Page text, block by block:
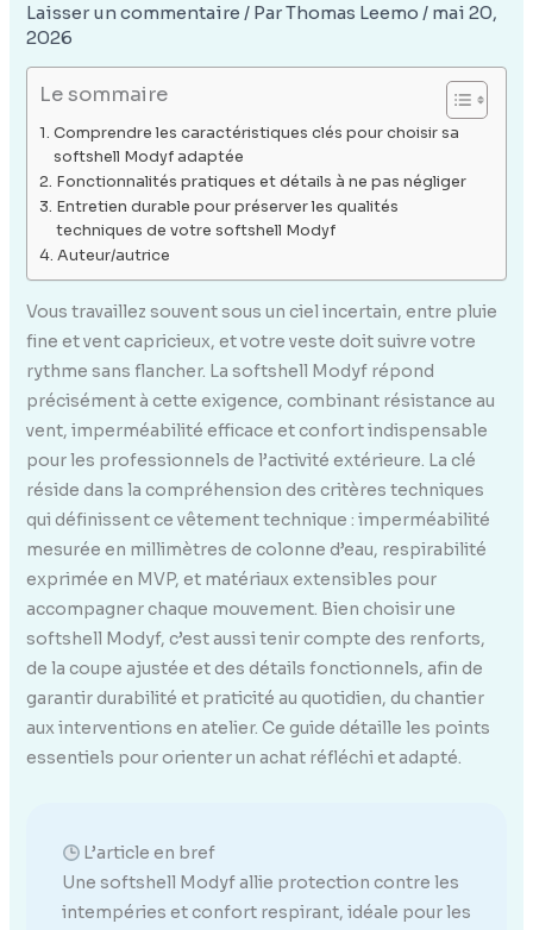
Laisser un commentaire / ParThomas Leemo / mai 20,
2026
Le sommaire
Comprendre les caractéristiques clés pour choisir sa
softshell Modyf adaptée
Fonctionnalités pratiques et détails à ne pas négliger
Entretien durable pour préserver les qualités
techniques de votre softshell Modyf
Auteur/autrice
Vous travaillez souvent sous un ciel incertain, entre pluie
fine et vent capricieux, et votre veste doit suivre votre
rythme sans flancher. La softshell Modyf répond
précisément à cette exigence, combinant résistance au
vent, imperméabilité efficace et confort indispensable
pour les professionnels de l’activité extérieure. La clé
réside dans la compréhension des critères techniques
qui définissent ce vêtement technique : imperméabilité
mesurée en millimètres de colonne d’eau, respirabilité
exprimée en MVP, et matériaux extensibles pour
accompagner chaque mouvement. Bien choisir une
softshell Modyf, c’est aussi tenir compte des renforts,
de la coupe ajustée et des détails fonctionnels, afin de
garantir durabilité et praticité au quotidien, du chantier
aux interventions en atelier. Ce guide détaille les points
essentiels pour orienter un achat réfléchi et adapté.
L’article en bref
Une softshell Modyf allie protection contre les
intempéries et confort respirant, idéale pour les